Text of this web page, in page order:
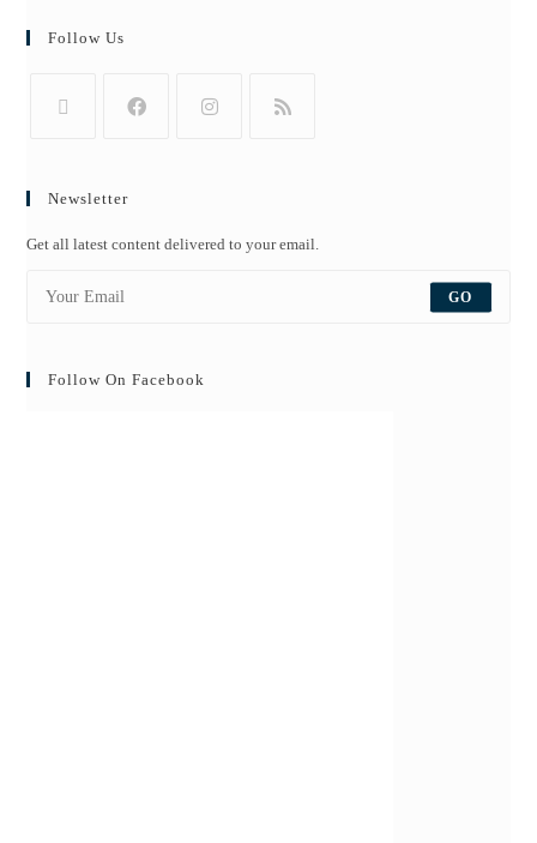
Follow Us
Newsletter
Get all latest content delivered to your email.
GO
Follow On Facebook